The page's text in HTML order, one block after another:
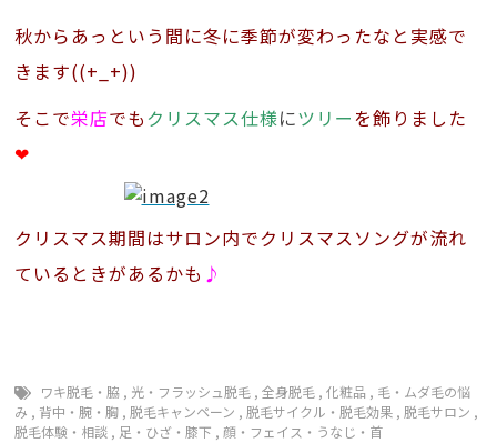
秋からあっという間に冬に季節が変わったなと実感で
きます((+_+))
そこで栄店でも クリスマス仕様にツリーを飾りました
❤
クリスマス期間はサロン内でクリスマスソングが流れ
ているときがあるかも ♪
ワキ脱毛・脇 , 光・フラッシュ脱毛 ,全身脱毛 ,化粧品 , 毛・ムダ毛の悩
み , 背中・腕・胸 ,脱毛キャンペーン ,脱毛サイクル・脱毛効果 ,脱毛サロン ,
脱毛体験・相談 , 足・ひざ・膝下 ,顔・フェイス・うなじ・首